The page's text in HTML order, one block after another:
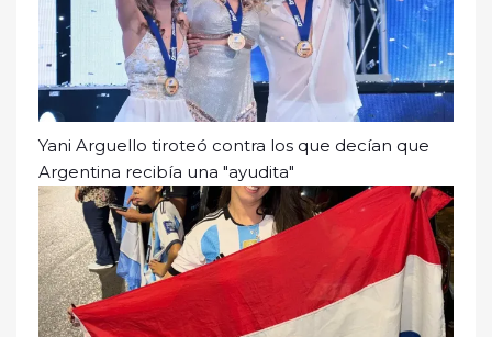
Yani Arguello tiroteó contra los que decían que
Argentina recibía una "ayudita"